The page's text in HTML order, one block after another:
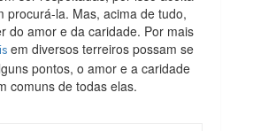
procurá-la. Mas, acima de tudo,
do amor e da caridade. Por mais
em diversos terreiros possam se
pontos, o amor e a caridade
comuns de todas elas.